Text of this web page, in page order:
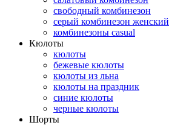
свободный комбинезон
серый комбинезон женский
комбинезоны casual
Кюлоты
кюлоты
бежевые кюлоты
кюлоты из льна
кюлоты на праздник
синие кюлоты
черные кюлоты
Шорты